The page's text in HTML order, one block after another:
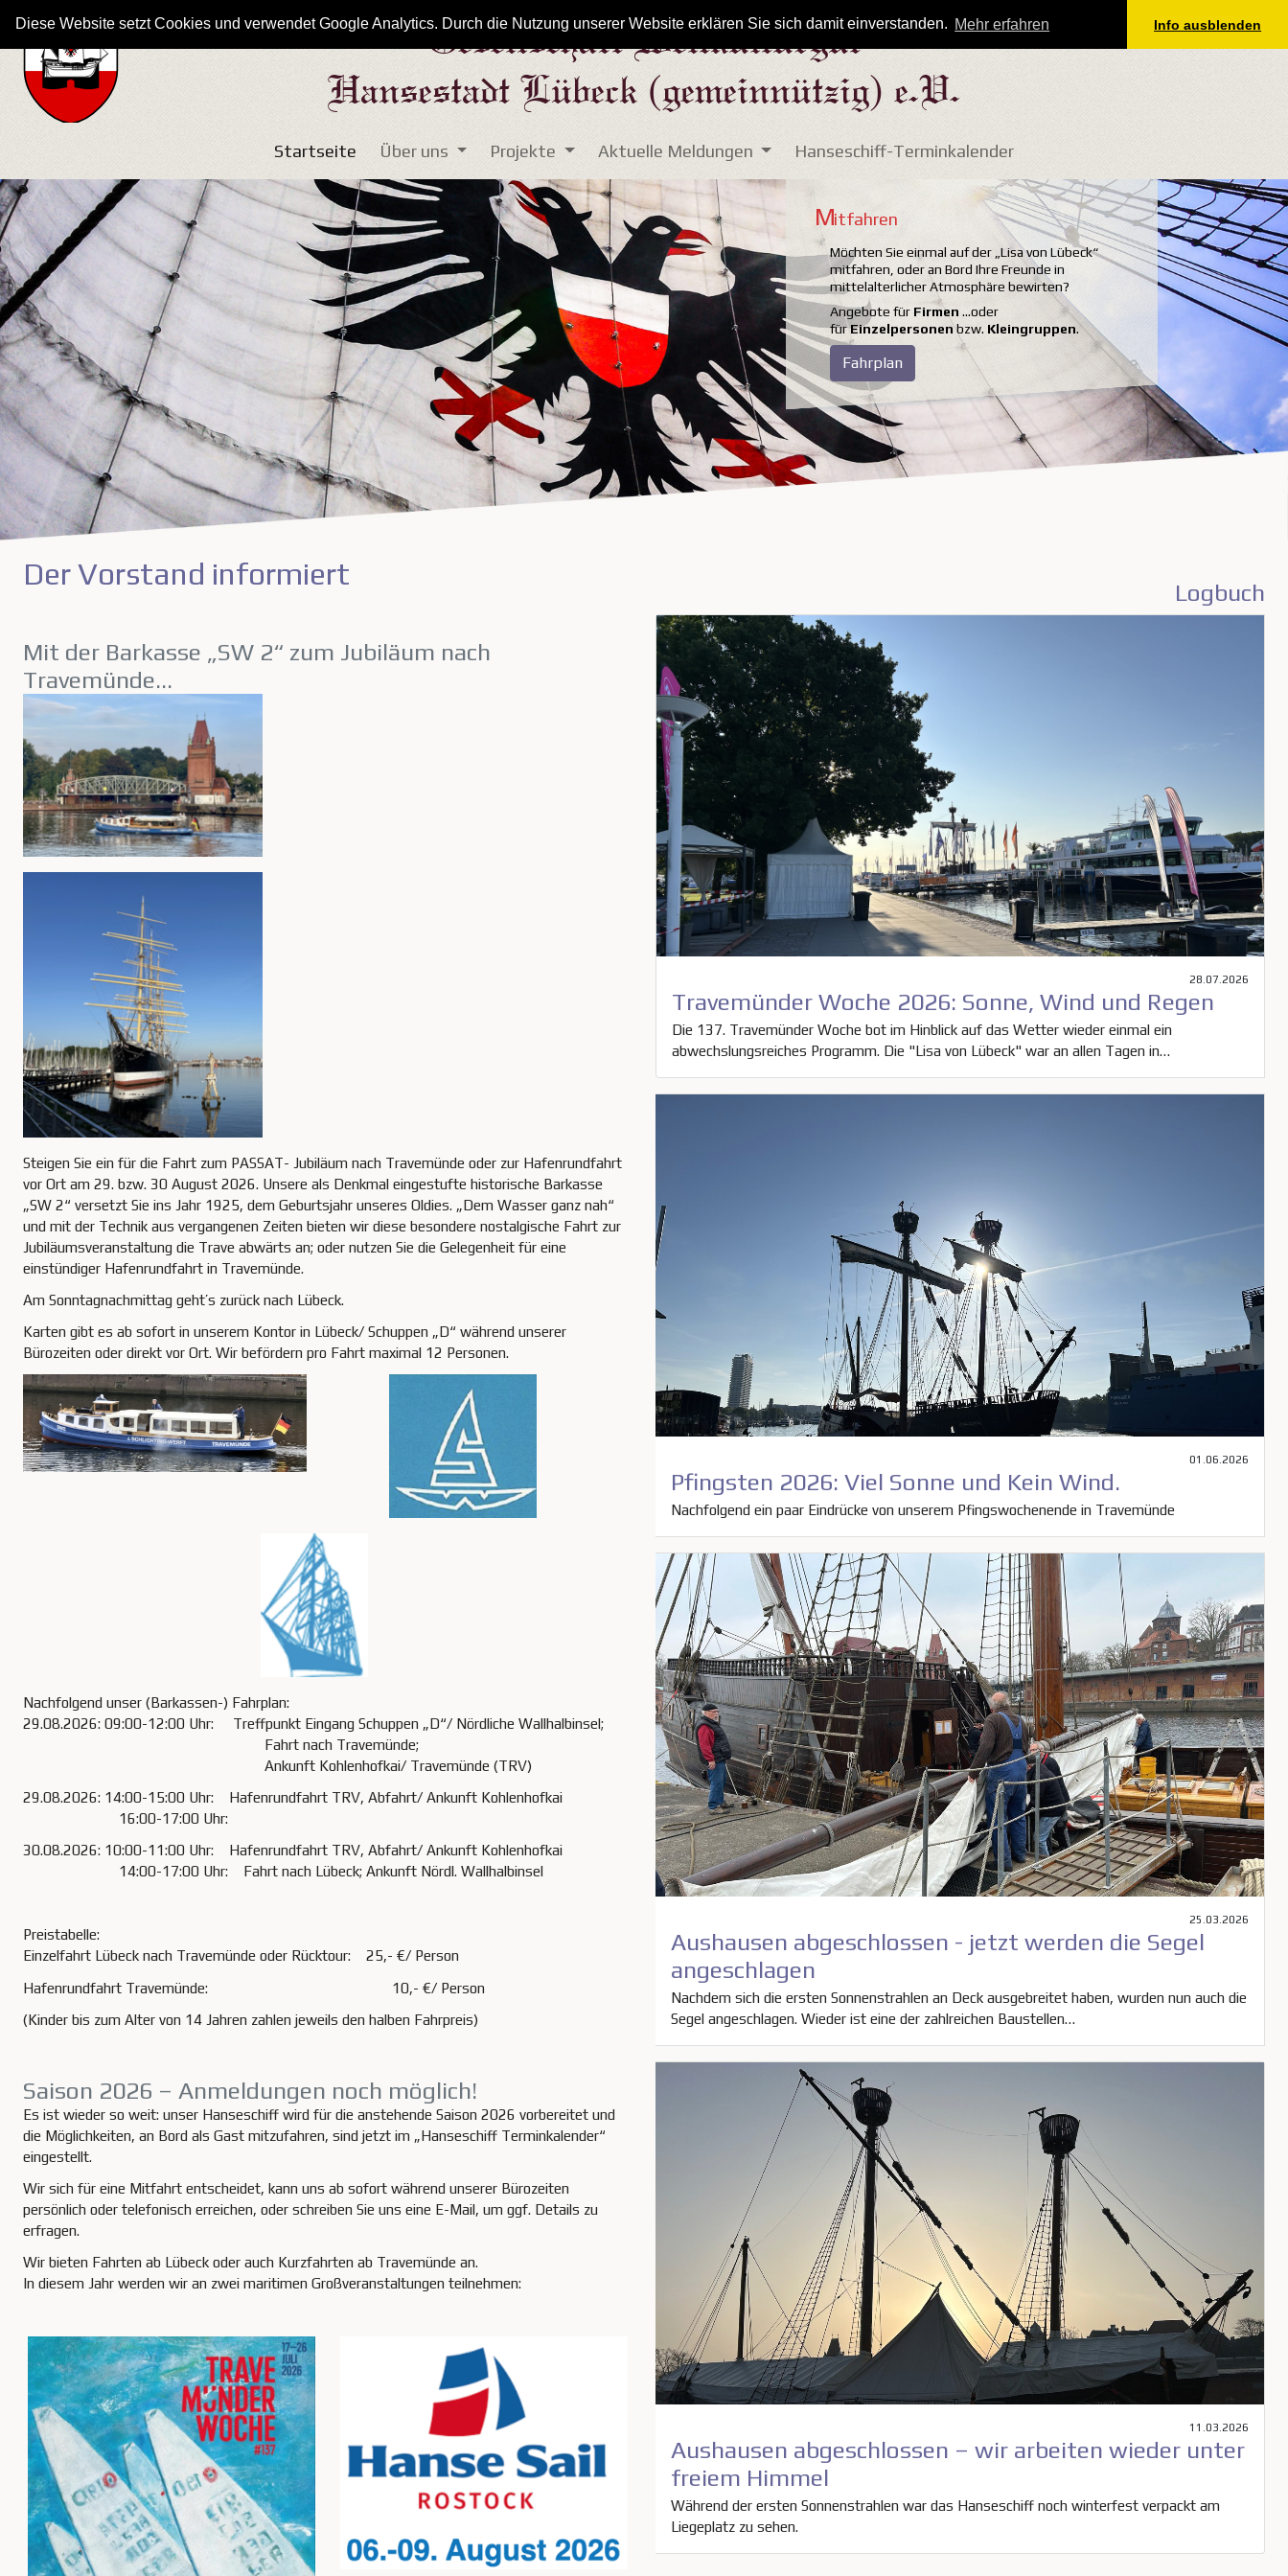
Diese Website setzt Cookies und verwendet Google Analytics. Durch die Nutzung unserer Website erklären Sie sich damit einverstanden. Mehr erfahren Info ausblenden
Gesellschaft Weltkulturgut
Hansestadt Lübeck (gemeinnützig) e.V.
Startseite Über uns Projekte Aktuelle Meldungen Hanseschiff-Terminkalender
Mitfahren
Möchten Sie einmal auf der „Lisa von Lübeck“
mitfahren, oder an Bord Ihre Freunde in
mittelalterlicher Atmosphäre bewirten?
Angebote für Firmen …oder
fürEinzelpersonenbzw. Kleingruppen.
Fahrplan
Der Vorstand informiert
Mit der Barkasse „SW 2“ zum Jubiläum nach
Travemünde…
Steigen Sie ein für die Fahrt zum PASSAT- Jubiläum nach Travemünde oder zur Hafenrundfahrt
vor Ort am 29. bzw. 30 August 2026. Unsere als Denkmal eingestufte historische Barkasse
„SW 2“ versetzt Sie ins Jahr 1925, dem Geburtsjahr unseres Oldies. „Dem Wasser ganz nah“
und mit der Technik aus vergangenen Zeiten bieten wir diese besondere nostalgische Fahrt zur
Jubiläumsveranstaltung die Trave abwärts an; oder nutzen Sie die Gelegenheit für eine
einstündiger Hafenrundfahrt in Travemünde.
Am Sonntagnachmittag geht’s zurück nach Lübeck.
Karten gibt es ab sofort in unserem Kontor in Lübeck/ Schuppen „D“ während unserer
Bürozeiten oder direkt vor Ort. Wir befördern pro Fahrt maximal 12 Personen.
Nachfolgend unser (Barkassen-) Fahrplan:
29.08.2026: 09:00-12:00 Uhr: Treffpunkt Eingang Schuppen „D“/ Nördliche Wallhalbinsel;
Fahrt nach Travemünde;
Ankunft Kohlenhofkai/ Travemünde (TRV)
29.08.2026: 14:00-15:00 Uhr: Hafenrundfahrt TRV, Abfahrt/ Ankunft Kohlenhofkai
16:00-17:00 Uhr:
30.08.2026: 10:00-11:00 Uhr: Hafenrundfahrt TRV, Abfahrt/ Ankunft Kohlenhofkai
14:00-17:00 Uhr: Fahrt nach Lübeck; Ankunft Nördl. Wallhalbinsel
Preistabelle:
Einzelfahrt Lübeck nach Travemünde oder Rücktour: 25,- €/ Person
Hafenrundfahrt Travemünde: 10,- €/ Person
(Kinder bis zum Alter von 14 Jahren zahlen jeweils den halben Fahrpreis)
Saison 2026 – Anmeldungen noch möglich!
Es ist wieder so weit: unser Hanseschiff wird für die anstehende Saison 2026 vorbereitet und
die Möglichkeiten, an Bord als Gast mitzufahren, sind jetzt im „Hanseschiff Terminkalender“
eingestellt.
Wir sich für eine Mitfahrt entscheidet, kann uns ab sofort während unserer Bürozeiten
persönlich oder telefonisch erreichen, oder schreiben Sie uns eine E-Mail, um ggf. Details zu
erfragen.
Wir bieten Fahrten ab Lübeck oder auch Kurzfahrten ab Travemünde an.
In diesem Jahr werden wir an zwei maritimen Großveranstaltungen teilnehmen:
Logbuch
28.07.2026
Travemünder Woche 2026: Sonne, Wind und Regen
Die 137. Travemünder Woche bot im Hinblick auf das Wetter wieder einmal ein
abwechslungsreiches Programm. Die "Lisa von Lübeck" war an allen Tagen in…
01.06.2026
Pfingsten 2026: Viel Sonne und Kein Wind.
Nachfolgend ein paar Eindrücke von unserem Pfingswochenende in Travemünde
25.03.2026
Aushausen abgeschlossen - jetzt werden die Segel
angeschlagen
Nachdem sich die ersten Sonnenstrahlen an Deck ausgebreitet haben, wurden nun auch die
Segel angeschlagen. Wieder ist eine der zahlreichen Baustellen…
11.03.2026
Aushausen abgeschlossen – wir arbeiten wieder unter
freiem Himmel
Während der ersten Sonnenstrahlen war das Hanseschiff noch winterfest verpackt am
Liegeplatz zu sehen.